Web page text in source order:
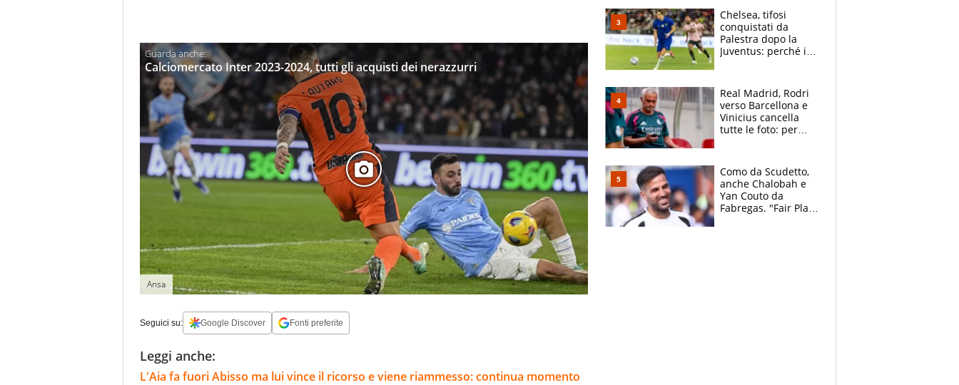
Calciomercato Inter 2023-2024, tutti gli acquisti dei nerazzurri
Ansa
Seguici su: Google Discover Fonti preferite
Leggi anche:
L'Aia fa fuori Abisso ma lui vince il ricorso e viene riammesso: continua momento
Chelsea, tifosi
conquistati da
Palestra dopo la
Juventus: perché i
Real Madrid, Rodri
verso Barcellona e
Vinicius cancella
tutte le foto: per
Como da Scudetto,
anche Chalobah e
Yan Couto da
Fabregas. "Fair Play